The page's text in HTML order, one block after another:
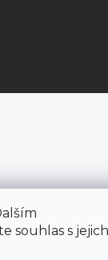
souhlas s jejich